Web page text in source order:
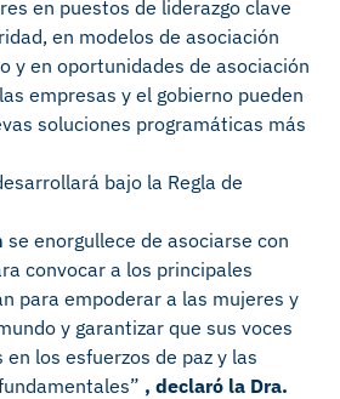
en puestos de liderazgo clave
en modelos de asociación
y en oportunidades de asociación
empresas y el gobierno pueden
soluciones programáticas más
bajo la Regla de
se enorgullece de asociarse con
convocar a los principales
para empoderar a las mujeres y
y garantizar que sus voces
los esfuerzos de paz y las
, declaró la Dra.